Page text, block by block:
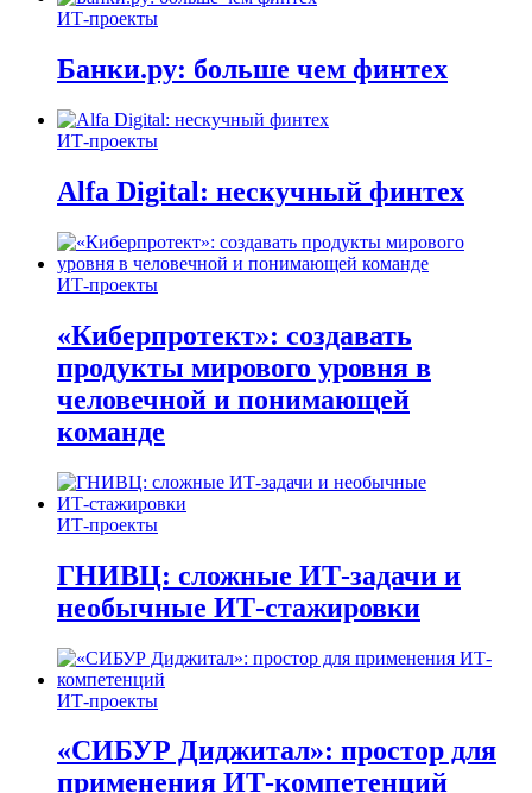
ИТ-проекты
Банки.ру: больше чем финтех
ИТ-проекты
Alfa Digital: нескучный финтех
ИТ-проекты
«Киберпротект»: создавать
продукты мирового уровня в
человечной и понимающей
команде
ИТ-проекты
ГНИВЦ: сложные ИТ‑задачи и
необычные ИТ‑стажировки
ИТ-проекты
«СИБУР Диджитал»: простор для
применения ИТ-компетенций